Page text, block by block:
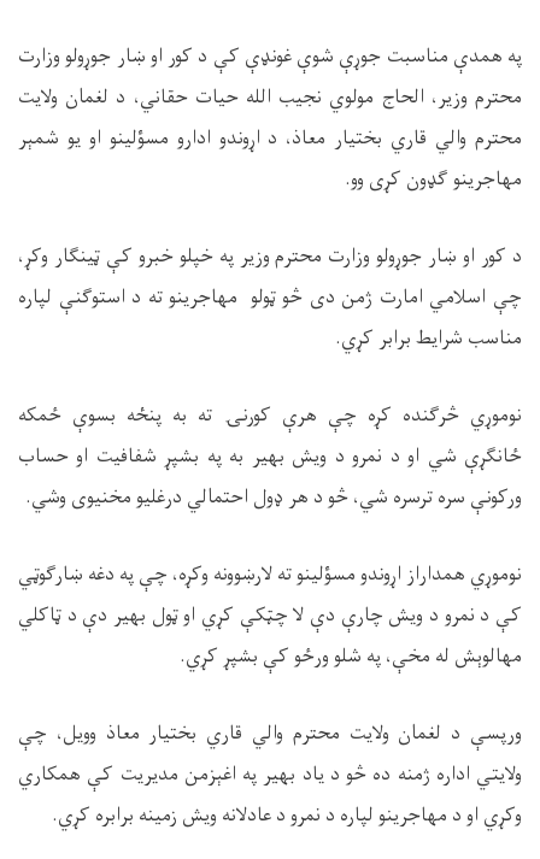
په همدې مناسبت جوړې شوې غونډې کې د کور او ښار جوړولو وزارت
محترم وزیر، الحاج مولوي نجیب الله حیات حقاني، د لغمان ولایت
محترم والي قاري بختیار معاذ، د اړوندو ادارو مسؤلینو او یو شمېر
مهاجرینو ګډون کړی وو.
د کور او ښار جوړولو وزارت محترم وزیر په خپلو خبرو کې ټینګار وکړ،
چې اسلامي امارت ژمن دی څو ټولو مهاجرینو ته د استوګنې لپاره
مناسب شرایط برابر کړي.
نوموړي څرګنده کړه چې هرې کورنۍ ته به پنځه بسوې ځمکه
ځانګړې شي او د نمرو د ویش بهیر به په بشپړ شفافیت او حساب
ورکونې سره ترسره شي، څو د هر ډول احتمالي درغلیو مخنیوی وشي.
نوموړي همداراز اړوندو مسؤلینو ته لارښوونه وکړه، چې په دغه ښارګوټي
کې د نمرو د ویش چارې دې لا چټکې کړي او ټول بهیر دې د ټاکلي
مهالوېش له مخې، په شلو ورځو کې بشپړ کړي.
ورپسې د لغمان ولایت محترم والي قاري بختیار معاذ وویل، چې
ولایتي اداره ژمنه ده څو د یاد بهیر په اغېزمن مدیریت کې همکاري
وکړي او د مهاجرینو لپاره د نمرو د عادلانه ویش زمینه برابره کړي.